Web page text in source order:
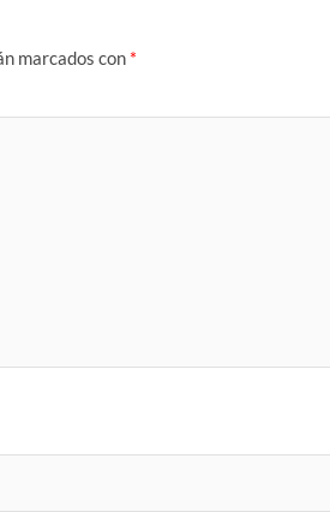
marcados con *